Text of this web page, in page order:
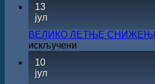
издања
на
српском
ЖИЧКЕ
ХРИСОВУЉЕ
ЗА
13
јул
ВЕЛИКО ЛЕТЊЕ
искључени
10
јул